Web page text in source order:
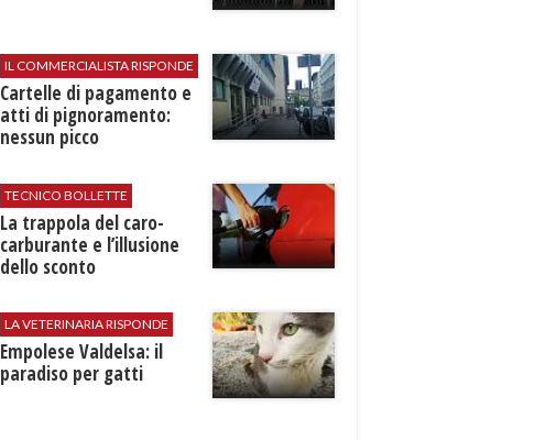
IL COMMERCIALISTA RISPONDE
Cartelle di pagamento e
atti di pignoramento:
nessun picco
TECNICO BOLLETTE
​La trappola del caro-
carburante e l’illusione
dello sconto
LA VETERINARIA RISPONDE
Empolese Valdelsa: il
paradiso per gatti